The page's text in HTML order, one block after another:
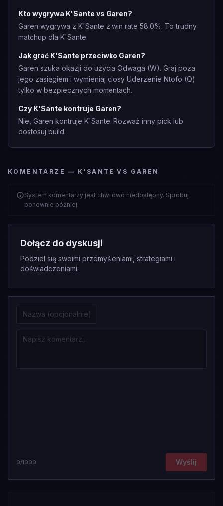
Kto wygrywa K'Sante vs Garen?
Garen wygrywa z K'Sante z win rate 58.0%. To trudny
matchup dla K'Sante.
Jak grać K'Sante przeciwko Garen?
Garen szuka okazji do użycia Odwaga (W). Graj poza
jego zasięgiem i wymieniaj ciosy Uderzenie Ntofo (Q)
tylko w bezpiecznych momentach.
Czy K'Sante kontruje Garen?
Nie, Garen kontruje K'Sante. Rozważ inny pick lub
dostosuj build.
KOMENTARZE — K'SANTE VS GAREN
System komentarzy jest chwilowo niedostępny. Spróbuj
ponownie później.
Dołącz do dyskusji
Podziel się swoimi przemyśleniami, strategiami i
doświadczeniami.
0/1000 Wyślij